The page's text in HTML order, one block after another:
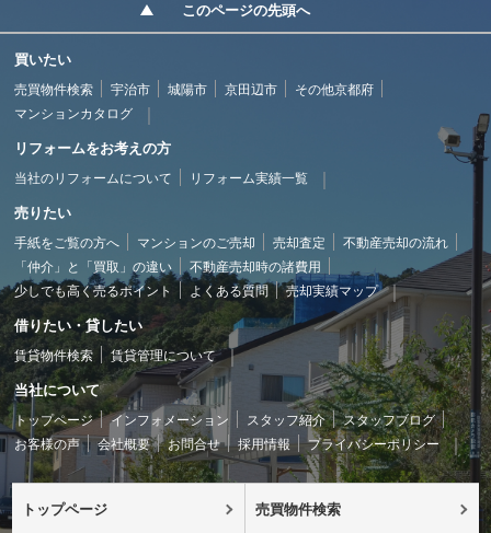
このページの先頭へ
買いたい
売買物件検索 宇治市 城陽市 京田辺市
その他京都府
マンションカタログ
リフォームをお考えの方
当社のリフォームについて リフォーム実績一覧
売りたい
手紙をご覧の方へ マンションのご売却 売却査定
不動産売却の流れ
「仲介」と「買取」の違い
不動産売却時の諸費用
少しでも高く売るポイント
よくある質問 売却実績マップ
借りたい・貸したい
賃貸物件検索 賃貸管理について
当社について
トップページ インフォメーション スタッフ紹介
スタッフブログ
お客様の声
会社概要 お問合せ 採用情報 プライバシーポリシー
トップページ 売買物件検索